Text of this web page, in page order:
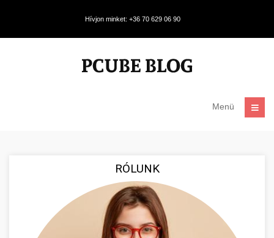
Hívjon minket: +36 70 629 06 90
Menü
RÓLUNK